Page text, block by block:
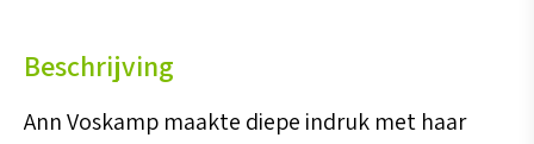
Beschrijving
Ann Voskamp maakte diepe indruk met haar